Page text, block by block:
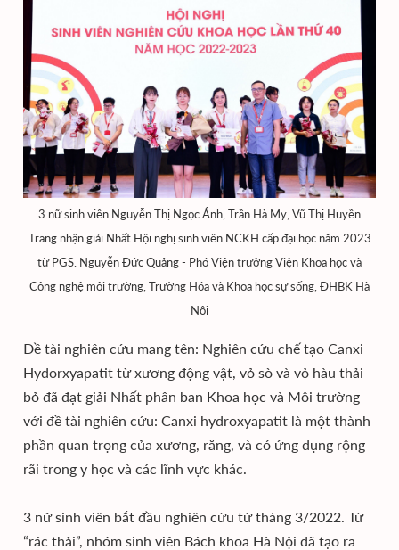
3 nữ sinh viên Nguyễn Thị Ngọc Ánh, Trần Hà My, Vũ Thị Huyền
Trang nhận giải Nhất Hội nghị sinh viên NCKH cấp đại học năm 2023
từ PGS. Nguyễn Đức Quảng - Phó Viện trưởng Viện Khoa học và
Công nghệ môi trường, Trường Hóa và Khoa học sự sống, ĐHBK Hà
Nội
Đề tài nghiên cứu mang tên: Nghiên cứu chế tạo Canxi
Hydorxyapatit từ xương động vật, vỏ sò và vỏ hàu thải
bỏ đã đạt giải Nhất phân ban Khoa học và Môi trường
với đề tài nghiên cứu: Canxi hydroxyapatit là một thành
phần quan trọng của xương, răng, và có ứng dụng rộng
rãi trong y học và các lĩnh vực khác.
3 nữ sinh viên bắt đầu nghiên cứu từ tháng 3/2022. Từ
“rác thải”, nhóm sinh viên Bách khoa Hà Nội đã tạo ra